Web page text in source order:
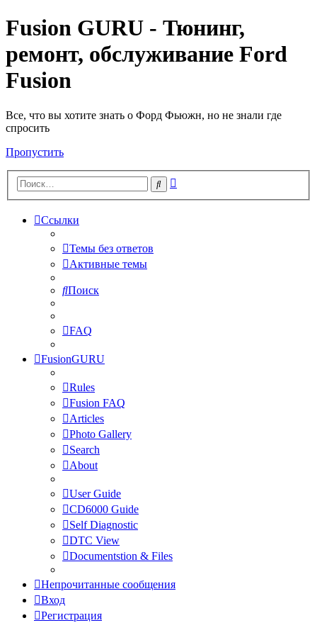
Fusion GURU - Тюнинг,
ремонт, обслуживание Ford
Fusion
Все, что вы хотите знать о Форд Фьюжн, но не знали где
спросить
Пропустить
Поиск
Ссылки
Темы без ответов
Активные темы
Поиск
FAQ
FusionGURU
Rules
Fusion FAQ
Articles
Photo Gallery
Search
About
User Guide
CD6000 Guide
Self Diagnostic
DTC View
Documentstion & Files
Непрочитанные сообщения
Вход
Регистрация